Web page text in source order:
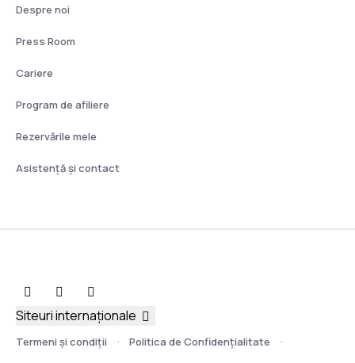
Despre noi
Press Room
Cariere
Program de afiliere
Rezervările mele
Asistenţă şi contact
Termeni şi condiţii Politica de Confidențialitate
Siteuri internaționale